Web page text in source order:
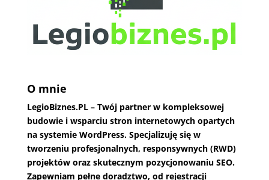
O mnie
LegioBiznes.PL– Twój partner w kompleksowej
budowie i wsparciu stron internetowych opartych
na systemie WordPress. Specjalizuję się w
tworzeniu profesjonalnych, responsywnych (RWD)
projektów oraz skutecznym pozycjonowaniu SEO.
Zapewniam pełne doradztwo, od rejestracji